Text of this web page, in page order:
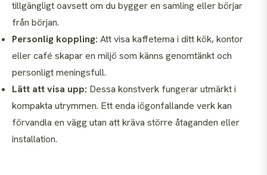
tillgängligt oavsett om du bygger en samling eller börjar
från början.
Personlig koppling: Att visa kaffetema i ditt kök, kontor
eller café skapar en miljö som känns genomtänkt och
personligt meningsfull.
Lätt att visa upp: Dessa konstverk fungerar utmärkt i
kompakta utrymmen. Ett enda iögonfallande verk kan
förvandla en vägg utan att kräva större åtaganden eller
installation.